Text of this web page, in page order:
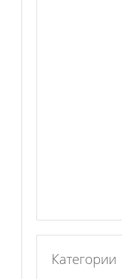
Категории